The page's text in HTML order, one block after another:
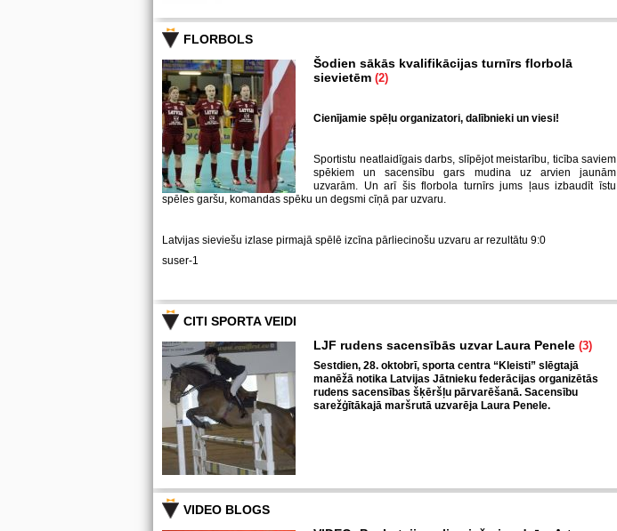
FLORBOLS
Šodien sākās kvalifikācijas turnīrs florbolā
sievietēm (2)
Cienījamie spēļu organizatori, dalībnieki un viesi!
Sportistu neatlaidīgais darbs, slīpējot meistarību, ticība saviem
spēkiem un sacensību gars mudina uz arvien jaunām
uzvarām. Un arī šis florbola turnīrs jums ļaus izbaudīt īstu
spēles garšu, komandas spēku un degsmi cīņā par uzvaru.
Latvijas sieviešu izlase pirmajā spēlē izcīna pārliecinošu uzvaru ar rezultātu 9:0
suser-1
CITI SPORTA VEIDI
LJF rudens sacensībās uzvar Laura Penele (3)
Sestdien, 28. oktobrī, sporta centra “Kleisti” slēgtajā
manēžā notika Latvijas Jātnieku federācijas organizētās
rudens sacensības šķēršļu pārvarēšanā. Sacensību
sarežģītākajā maršrutā uzvarēja Laura Penele.
VIDEO BLOGS